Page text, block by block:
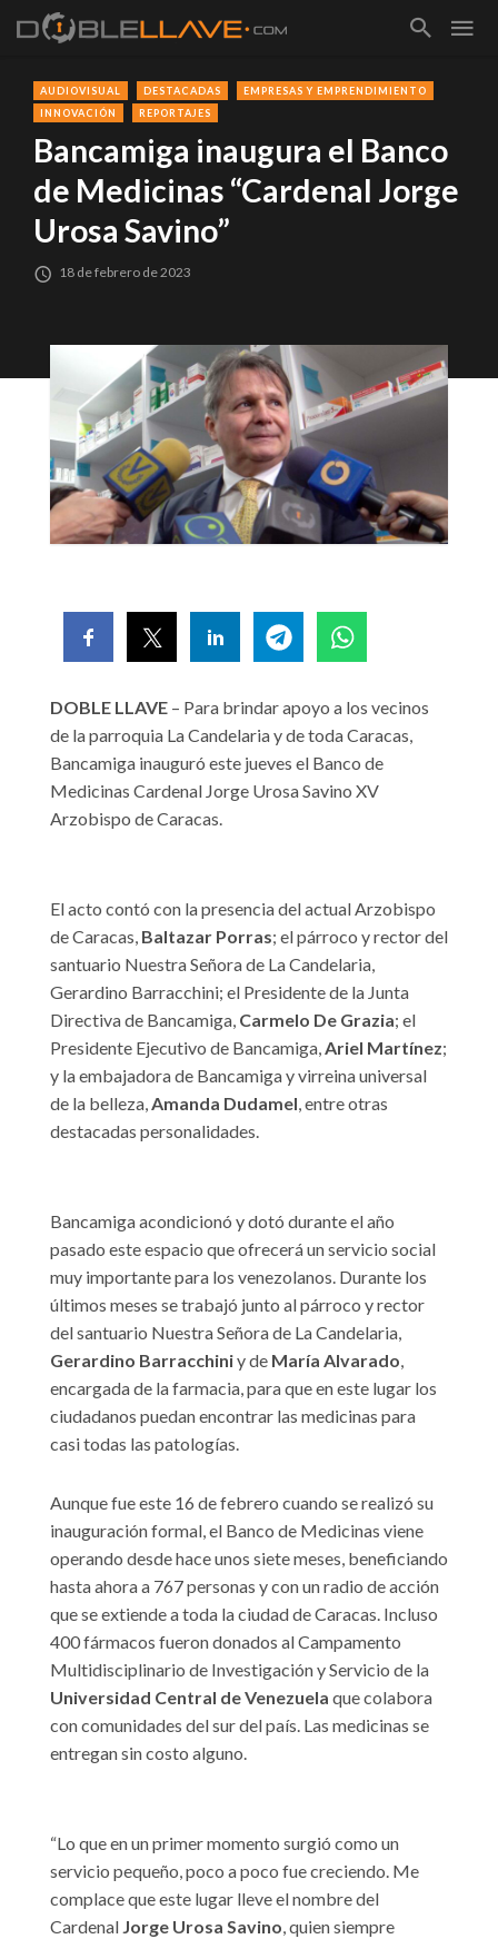
AUDIOVISUAL DESTACADAS
EMPRESAS Y EMPRENDIMIENTO
INNOVACIÓN
REPORTAJES
Bancamiga inaugura el Banco
de Medicinas “Cardenal Jorge
Urosa Savino”
18 de febrero de 2023
DOBLE LLAVE – Para brindar apoyo a los vecinos
de la parroquia La Candelaria y de toda Caracas,
Bancamiga inauguró este jueves el Banco de
Medicinas Cardenal Jorge Urosa Savino XV
Arzobispo de Caracas.
El acto contó con la presencia del actual Arzobispo
de Caracas, Baltazar Porras; el párroco y rector del
santuario Nuestra Señora de La Candelaria,
Gerardino Barracchini; el Presidente de la Junta
Directiva de Bancamiga, Carmelo De Grazia; el
Presidente Ejecutivo de Bancamiga,Ariel Martínez;
y la embajadora de Bancamiga y virreina universal
de la belleza,Amanda Dudamel, entre otras
destacadas personalidades.
Bancamiga acondicionó y dotó durante el año
pasado este espacio que ofrecerá un servicio social
muy importante para los venezolanos. Durante los
últimos meses se trabajó junto al párroco y rector
del santuario Nuestra Señora de La Candelaria,
Gerardino Barracchiniy de María Alvarado,
encargada de la farmacia, para que en este lugar los
ciudadanos puedan encontrar las medicinas para
casi todas las patologías.
Aunque fue este 16 de febrero cuando se realizó su
inauguración formal, el Banco de Medicinas viene
operando desde hace unos siete meses, beneficiando
hasta ahora a 767 personas y con un radio de acción
que se extiende a toda la ciudad de Caracas. Incluso
400 fármacos fueron donados al Campamento
Multidisciplinario de Investigación y Servicio de la
Universidad Central de Venezuela que colabora
con comunidades del sur del país. Las medicinas se
entregan sin costo alguno.
“Lo que en un primer momento surgió como un
servicio pequeño, poco a poco fue creciendo. Me
complace que este lugar lleve el nombre del
Cardenal Jorge Urosa Savino, quien siempre